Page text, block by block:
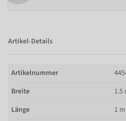
Artikel-Details
Artikelnummer
Breite
1.5
Länge
1 m